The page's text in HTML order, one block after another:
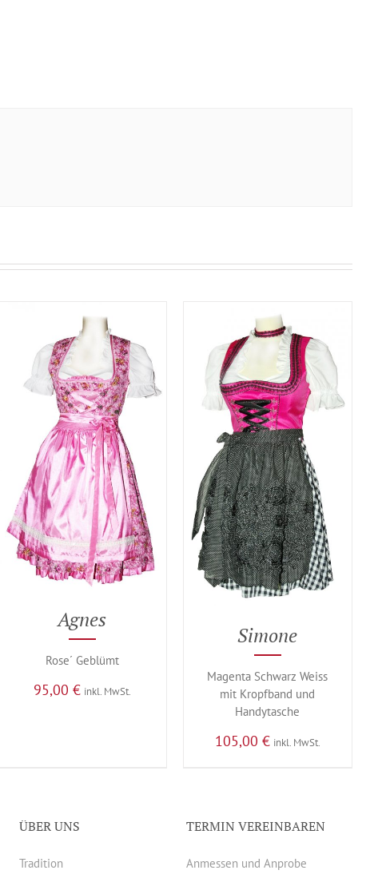
Agnes
Rose´ Geblümt
95,00 € inkl. MwSt.
Simone
Magenta Schwarz Weiss
mit Kropfband und
Handytasche
105,00 € inkl. MwSt.
ÜBER UNS
Tradition
TERMIN VEREINBAREN
Anmessen und Anprobe